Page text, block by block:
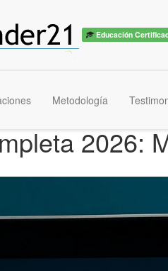
Educación
Metodología
2026: